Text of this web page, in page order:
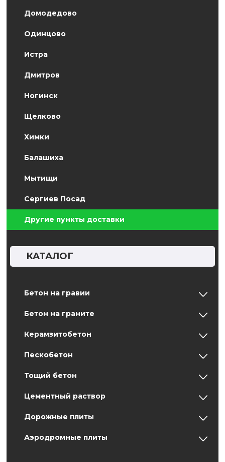
Домодедово
Одинцово
Истра
Дмитров
Ногинск
Щелково
Химки
Балашиха
Мытищи
Сергиев Посад
Другие пункты доставки
КАТАЛОГ
Бетон на гравии
Бетон на граните
Керамзитобетон
Пескобетон
Тощий бетон
Цементный раствор
Дорожные плиты
Аэродромные плиты